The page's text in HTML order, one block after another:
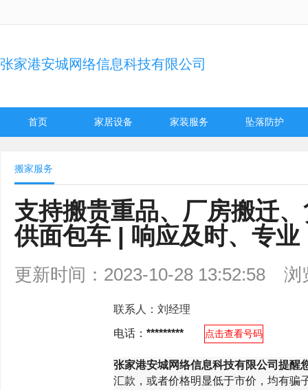
张家港安城网络信息科技有限公司
首页 家居设备 家装服务 坠落防护
搬家服务
支持搬贵重品、厂房搬迁
供面包车 | 响应及时、专业
更新时间：2023-10-28 13:52:58 浏
联系人： 刘经理
电话： ********* 点击查看号码
张家港安城网络信息科技有限公司提醒
汇款，或者价格明显低于市价，均有骗